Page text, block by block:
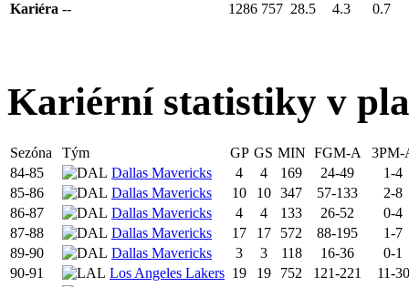
Kariéra -- 1286 757 28.5 4.3 0.7
Kariérní statistiky v
Sezóna Tým GP GS MIN FGM-A
3PM-
84-85
Dallas Mavericks 4 4 169 24-49
1-4
85-86
Dallas Mavericks 10 10 347 57-133
2-8
86-87
Dallas Mavericks 4 4 133 26-52
0-4
87-88
Dallas Mavericks 17 17 572 88-195
1-7
89-90
Dallas Mavericks 3 3 118 16-36
0-1
90-91
Los Angeles Lakers 19 19 752 121-221
11-30